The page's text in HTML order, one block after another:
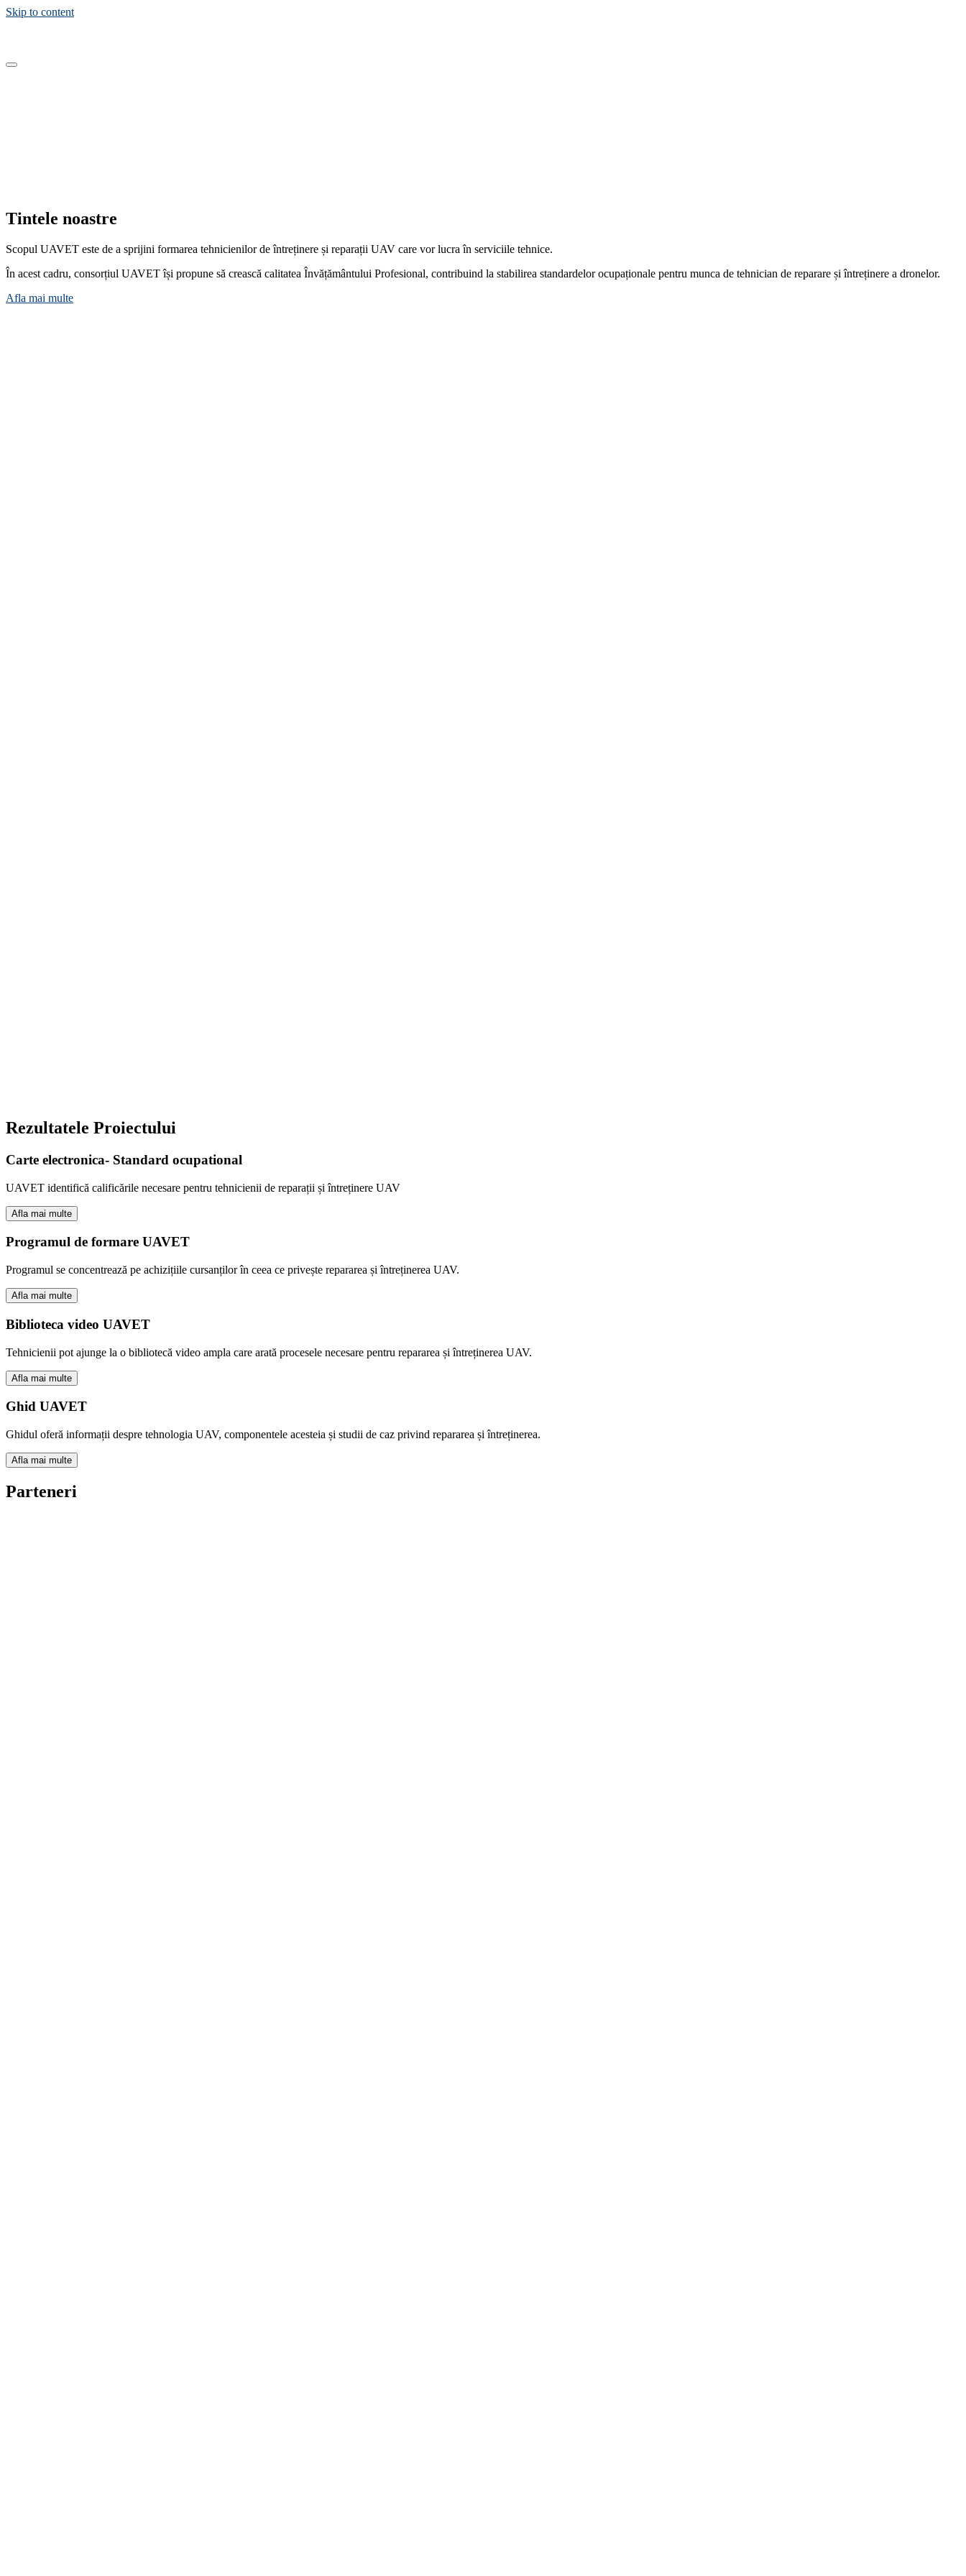
Skip to content
Tintele noastre
Scopul UAVET este de a sprijini formarea tehnicienilor de întreținere și reparații UAV care vor lucra în serviciile tehnice.
În acest cadru, consorțiul UAVET își propune să crească calitatea Învățământului Profesional, contribuind la stabilirea standardelor ocupaționale pentru munca de tehnician de reparare și întreținere a dronelor.
Afla mai multe
Rezultatele Proiectului
Carte electronica- Standard ocupational
UAVET identifică calificările necesare pentru tehnicienii de reparații și întreținere UAV
Afla mai multe
Programul de formare UAVET
Programul se concentrează pe achizițiile cursanților în ceea ce privește repararea și întreținerea UAV.
Afla mai multe
Biblioteca video UAVET
Tehnicienii pot ajunge la o bibliotecă video ampla care arată procesele necesare pentru repararea și întreținerea UAV.
Afla mai multe
Ghid UAVET
Ghidul oferă informații despre tehnologia UAV, componentele acesteia și studii de caz privind repararea și întreținerea.
Afla mai multe
Parteneri